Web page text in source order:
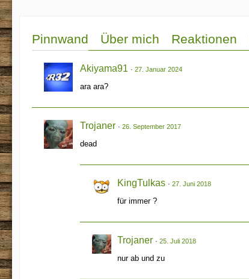
Pinnwand Über mich Reaktionen
Akiyama91 27. Januar 2024
ara ara?
Trojaner 26. September 2017
dead
KingTulkas 27. Juni 2018
für immer ?
Trojaner 25. Juli 2018
nur ab und zu